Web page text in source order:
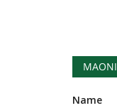
MAONI
Name